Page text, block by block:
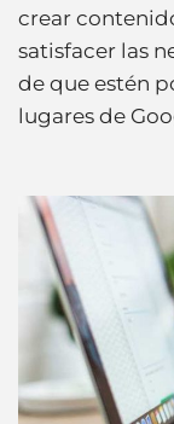
crear
satisfacer las
de que estén
lugares de